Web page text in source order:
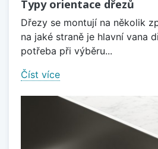
Typy orientace dřezů
Dřezy se montují na několik
na jaké straně je hlavní vana
potřeba při výběru...
Číst více